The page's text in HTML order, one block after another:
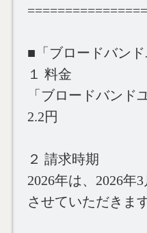
■「ブロードバン
１ 料金
「ブロードバンド
2.2円
２ 請求時期
2026年は、2026年
させていただきます